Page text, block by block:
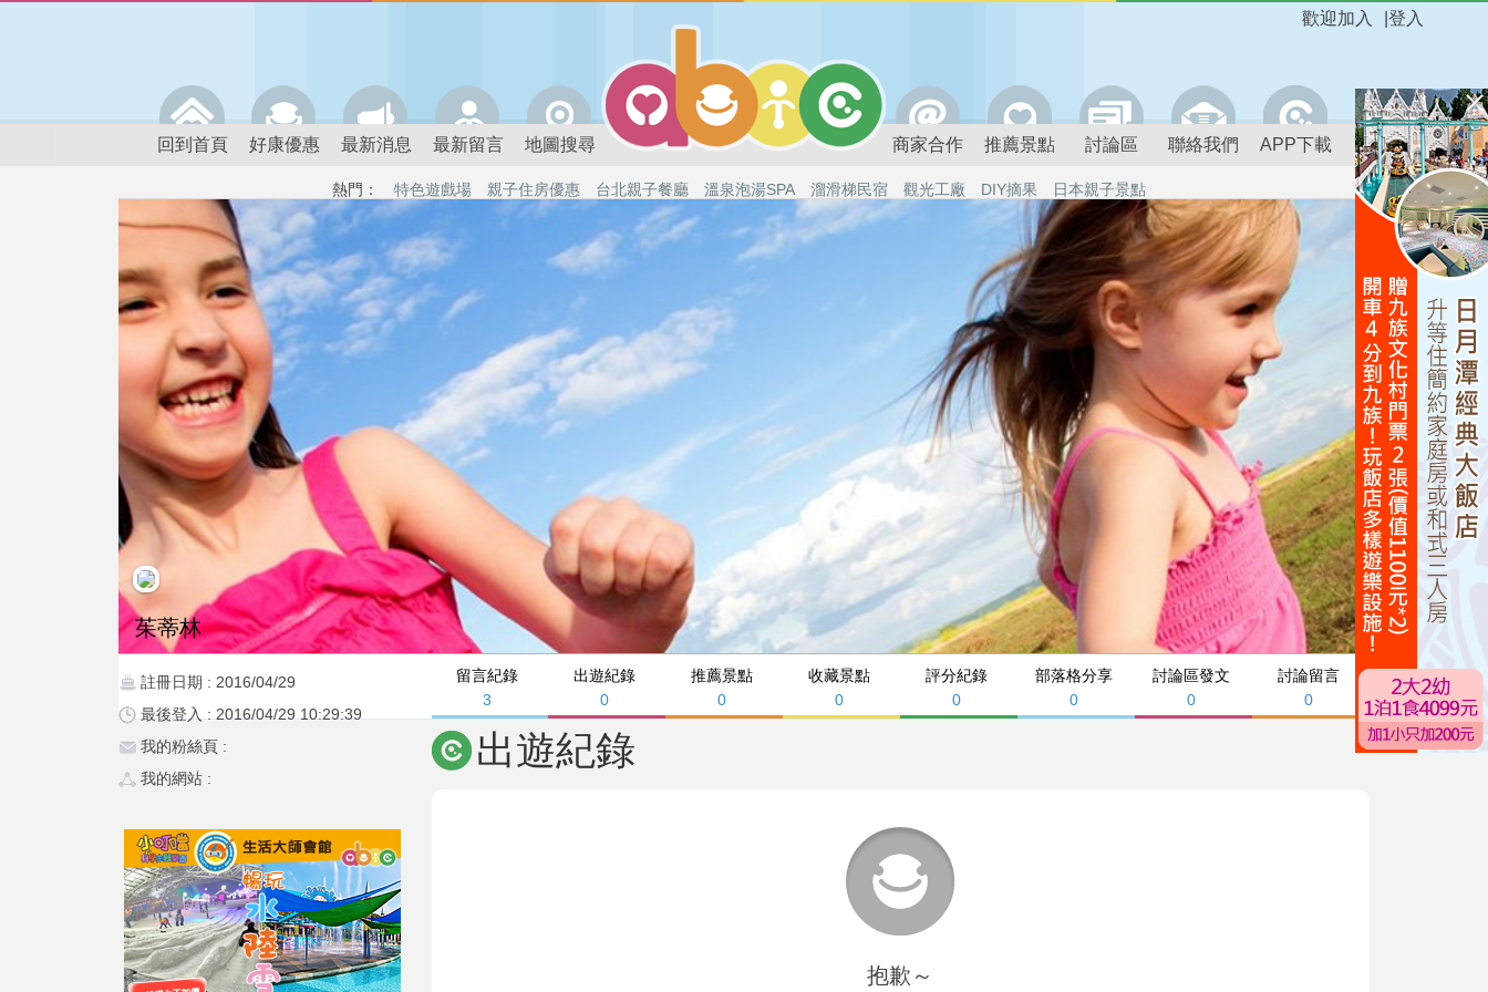
登入
歡迎加入
回到首頁 好康優惠 最新消息 最新留言 地圖搜尋 商家合作 推薦景點 討論區 聯絡我們 APP下載
熱門： 特色遊戲場 親子住房優惠 台北親子餐廳 溫泉泡湯SPA 溜滑梯民宿 觀光工廠 DIY摘果 日本親子景點
留言紀錄
3
出遊紀錄
0
推薦景點
0
收藏景點
0
評分紀錄
0
部落格分享
0
討論區發文
0
討論留言
0
茱蒂林
註冊日期 : 2016/04/29
最後登入 : 2016/04/29 10:29:39
我的粉絲頁 :
我的網站 :
出遊紀錄
抱歉～